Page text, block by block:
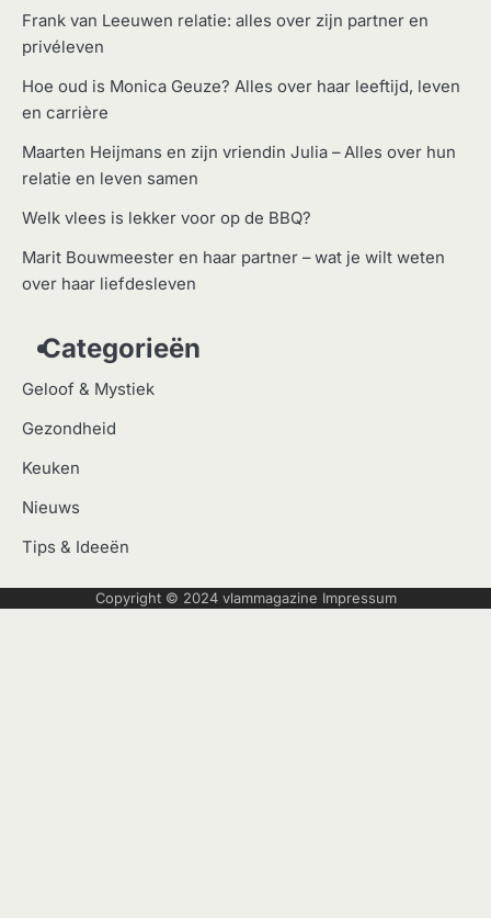
Frank van Leeuwen relatie: alles over zijn partner en
privéleven
Hoe oud is Monica Geuze? Alles over haar leeftijd, leven
en carrière
Maarten Heijmans en zijn vriendin Julia – Alles over hun
relatie en leven samen
Welk vlees is lekker voor op de BBQ?
Marit Bouwmeester en haar partner – wat je wilt weten
over haar liefdesleven
Categorieën
Geloof & Mystiek
Gezondheid
Keuken
Nieuws
Tips & Ideeën
Copyright © 2024 vlammagazine Impressum